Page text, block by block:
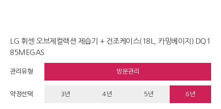
LG 휘센 오브제컬렉션 제습기 + 건조케이스(18L, 카밍베이지) DQ1
85MEGAS
관리유형 방문관리
약정선택 3년 4년 5년 6년